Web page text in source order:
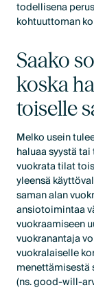
todellisena
kohtuuttoman
Saako
koska
toiselle
Melko usein
haluaa syystä
vuokrata tilat
yleensä
saman alan
ansiotoimintaa
vuokraamiseen
vuokranantaja
vuokralaiselle
menettämisestä
(ns. good-will-